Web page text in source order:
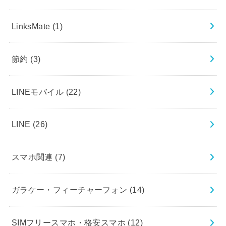
LinksMate (1)
節約 (3)
LINEモバイル (22)
LINE (26)
スマホ関連 (7)
ガラケー・フィーチャーフォン (14)
SIMフリースマホ・格安スマホ (12)